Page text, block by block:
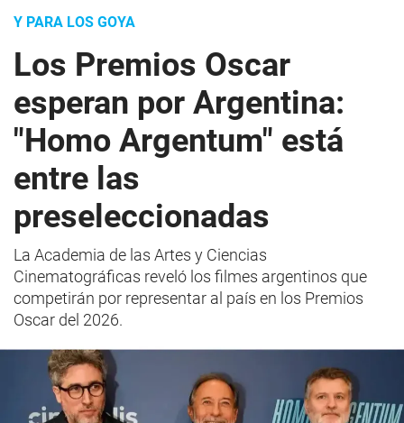
Y PARA LOS GOYA
Los Premios Oscar
esperan por Argentina:
"Homo Argentum" está
entre las
preseleccionadas
La Academia de las Artes y Ciencias
Cinematográficas reveló los filmes argentinos que
competirán por representar al país en los Premios
Oscar del 2026.